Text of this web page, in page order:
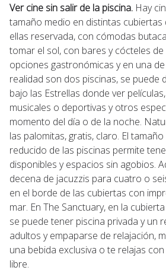
Ver cine sin salir de la piscina. Hay
tamaño medio en distintas cubiertas
ellas reservada, con cómodas
tomar el sol, con bares y cócteles
opciones gastronómicas y en una
realidad son dos piscinas, se puede
bajo las Estrellas donde ver
musicales o deportivas y otros
momento del día o de la noche.
las palomitas, gratis, claro. El
reducido de las piscinas permite
disponibles y espacios sin agobios.
decena de jacuzzis para cuatro o
en el borde de las cubiertas con
mar. En The Sanctuary, en la
se puede tener piscina privada y un
adultos y empaparse de relajación,
una bebida exclusiva o te relajas
libre.